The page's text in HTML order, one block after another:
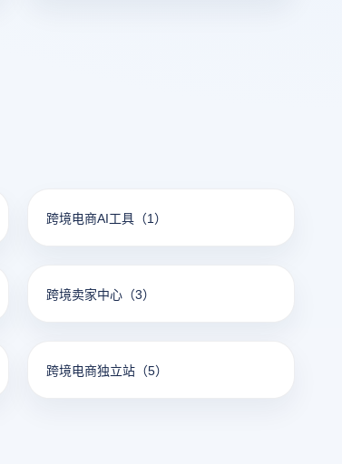
跨境电商AI工具 （1）
跨境卖家中心 （3）
跨境电商独立站 （5）